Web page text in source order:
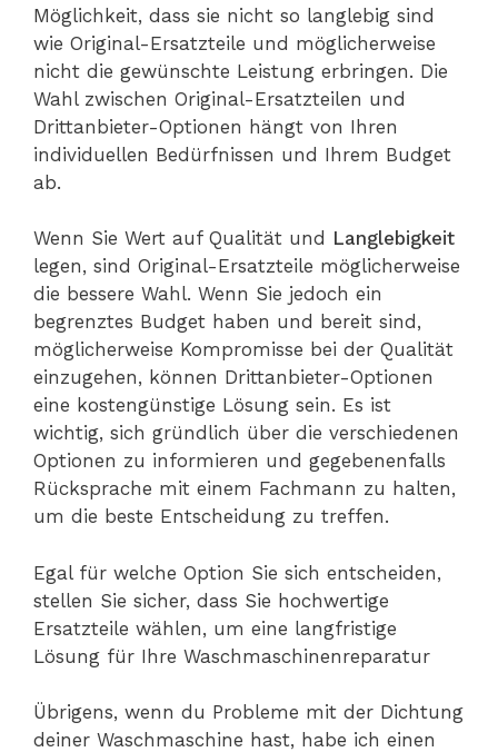
Möglichkeit, dass sie nicht so langlebig sind
wie Original-Ersatzteile und möglicherweise
nicht die gewünschte Leistung erbringen. Die
Wahl zwischen Original-Ersatzteilen und
Drittanbieter-Optionen hängt von Ihren
individuellen Bedürfnissen und Ihrem Budget
ab.
Wenn Sie Wert auf Qualität und Langlebigkeit
legen, sind Original-Ersatzteile möglicherweise
die bessere Wahl. Wenn Sie jedoch ein
begrenztes Budget haben und bereit sind,
möglicherweise Kompromisse bei der Qualität
einzugehen, können Drittanbieter-Optionen
eine kostengünstige Lösung sein. Es ist
wichtig, sich gründlich über die verschiedenen
Optionen zu informieren und gegebenenfalls
Rücksprache mit einem Fachmann zu halten,
um die beste Entscheidung zu treffen.
Egal für welche Option Sie sich entscheiden,
stellen Sie sicher, dass Sie hochwertige
Ersatzteile wählen, um eine langfristige
Lösung für Ihre Waschmaschinenreparatur
Übrigens, wenn du Probleme mit der Dichtung
deiner Waschmaschine hast, habe ich einen